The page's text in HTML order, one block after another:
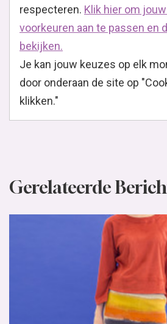
respecteren. Klik hier om
voorkeuren aan te passen en
bekijken.
Je kan jouw keuzes op elk
door onderaan de site op
klikken."
Gerelateerde